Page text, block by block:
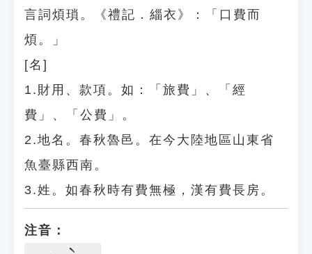
言詞煩瑣。《禮記．緇衣》：「口費而
煩。」
[名]
1.財用、款項。如：「旅費」、「經
費」、「公費」。
2.地名。春秋魯邑。在今大陸地區山東省
魚臺縣西南。
3.姓。如春秋時有費無極，漢有費長房。
注音：